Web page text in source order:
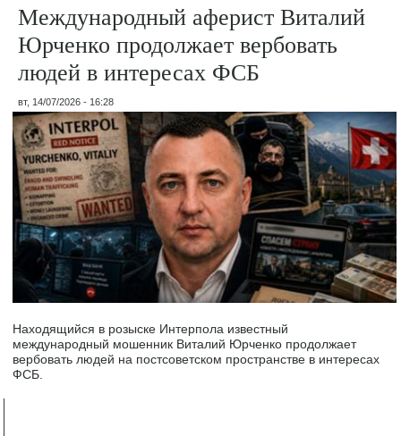
Международный аферист Виталий
Юрченко продолжает вербовать
людей в интересах ФСБ
вт, 14/07/2026 - 16:28
Находящийся в розыске Интерпола известный
международный мошенник Виталий Юрченко продолжает
вербовать людей на постсоветском пространстве в интересах
ФСБ.